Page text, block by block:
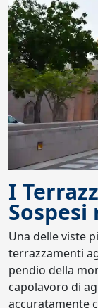
I
Una delle viste
terrazzamenti
pendio della
capolavoro di
accuratamente